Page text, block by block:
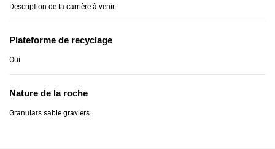
Description de la carrière à venir.
Plateforme de recyclage
Oui
Nature de la roche
Granulats sable graviers